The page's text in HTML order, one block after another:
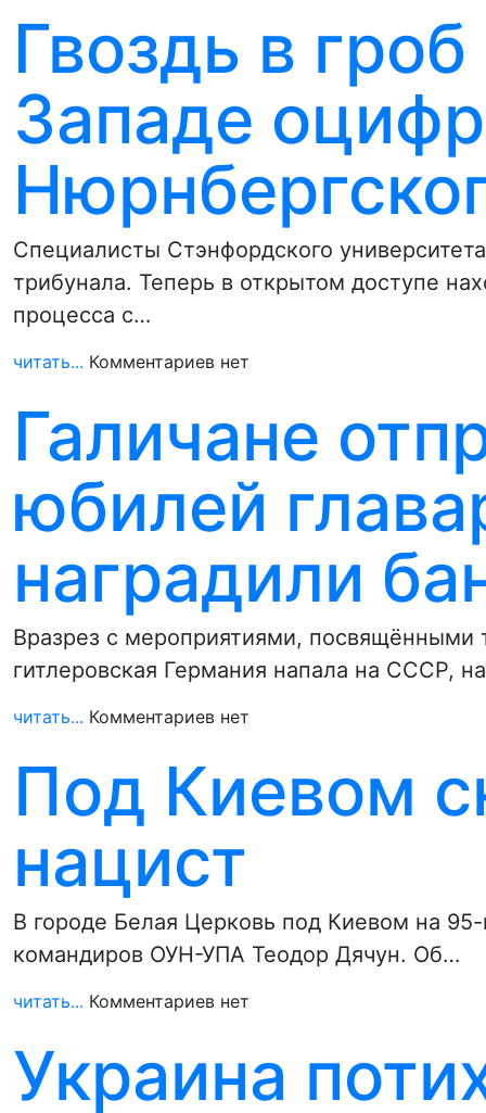
Гвоздь в
Западе
Специалисты Стэнфордского
трибунала. Теперь в открытом доступе
процесса с…
читать... Комментариев нет
Галичане
юбилей
наградили
Вразрез с мероприятиями, посвящёнными
гитлеровская Германия напала на СССР,
читать... Комментариев нет
Под Киевом
нацист
В городе Белая Церковь под Киевом на
командиров ОУН-УПА Теодор Дячун. Об…
читать... Комментариев нет
Украина